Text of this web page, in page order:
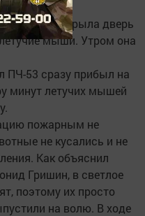
закрыла дверь
мыши. Утром она
ПЧ-53 сразу прибыл на
минут летучих мышей
пожарным не
не кусались и не
Как объяснил
Гришин, в светлое
поэтому их просто
на волю. В ходе